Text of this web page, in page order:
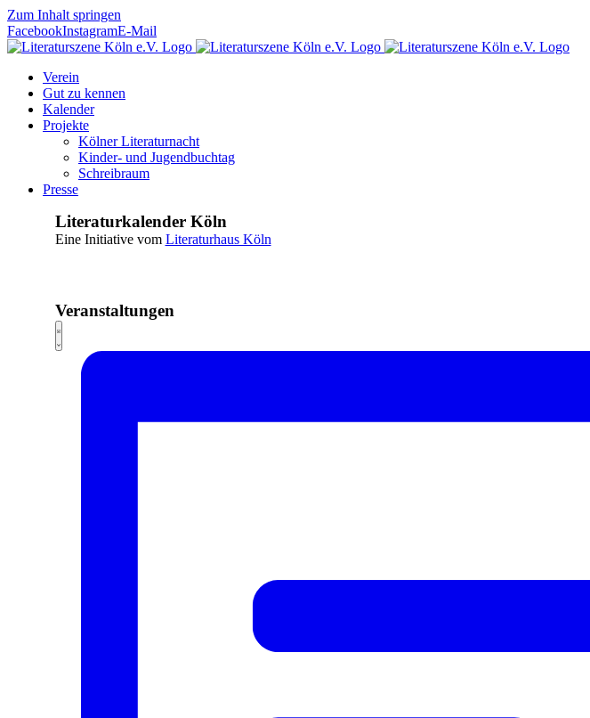
Zum Inhalt springen
FacebookInstagramE-Mail
Verein
Gut zu kennen
Kalender
Projekte
Kölner Literaturnacht
Kinder- und Jugendbuchtag
Schreibraum
Presse
Literaturkalender Köln
Eine Initiative vom Literaturhaus Köln
Veranstaltungen
Ansichten-
Navigation
Veranstaltung
Ansichten-
Navigation
Liste